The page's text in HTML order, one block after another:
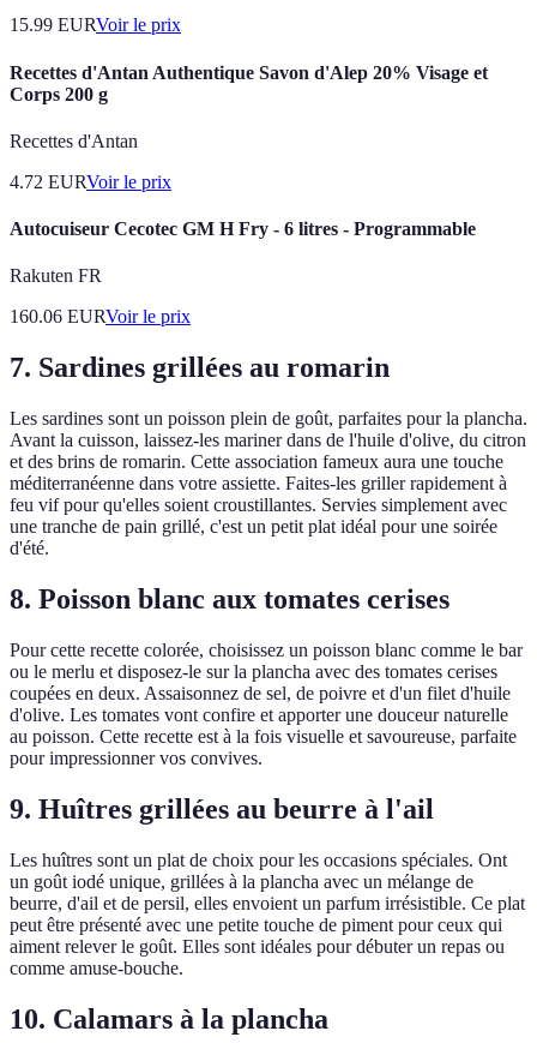
15.99 EURVoir le prix
Recettes d'Antan Authentique Savon d'Alep 20% Visage et
Corps 200 g
Recettes d'Antan
4.72 EURVoir le prix
Autocuiseur Cecotec GM H Fry - 6 litres - Programmable
Rakuten FR
160.06 EURVoir le prix
7. Sardines grillées au romarin
Les sardines sont un poisson plein de goût, parfaites pour la plancha.
Avant la cuisson, laissez-les mariner dans de l'huile d'olive, du citron
et des brins de romarin. Cette association fameux aura une touche
méditerranéenne dans votre assiette. Faites-les griller rapidement à
feu vif pour qu'elles soient croustillantes. Servies simplement avec
une tranche de pain grillé, c'est un petit plat idéal pour une soirée
d'été.
8. Poisson blanc aux tomates cerises
Pour cette recette colorée, choisissez un poisson blanc comme le bar
ou le merlu et disposez-le sur la plancha avec des tomates cerises
coupées en deux. Assaisonnez de sel, de poivre et d'un filet d'huile
d'olive. Les tomates vont confire et apporter une douceur naturelle
au poisson. Cette recette est à la fois visuelle et savoureuse, parfaite
pour impressionner vos convives.
9. Huîtres grillées au beurre à l'ail
Les huîtres sont un plat de choix pour les occasions spéciales. Ont
un goût iodé unique, grillées à la plancha avec un mélange de
beurre, d'ail et de persil, elles envoient un parfum irrésistible. Ce plat
peut être présenté avec une petite touche de piment pour ceux qui
aiment relever le goût. Elles sont idéales pour débuter un repas ou
comme amuse-bouche.
10. Calamars à la plancha